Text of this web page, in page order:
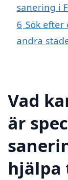
sanering i
6 Sök
andra
Vad
är
hjälpa